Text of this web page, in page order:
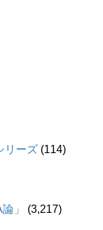
リーズ (114)
」
(3,217)